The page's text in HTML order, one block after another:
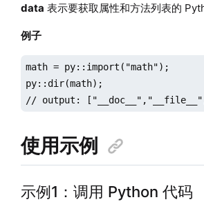
data 表示要获取属性和方法列表的
例子
math = py::import("math");
py::dir(math);
// output:
使用示例
示例1：调用 Python 代码